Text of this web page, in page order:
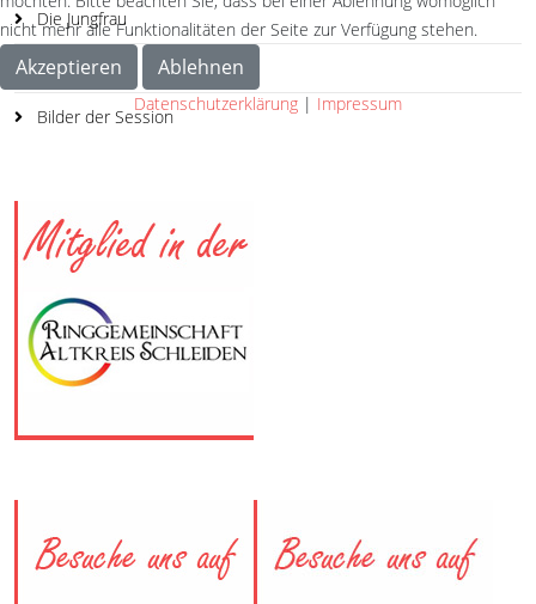
Die Jungfrau
Der Bauer
Bilder der Session
nicht mehr alle Funktionalitäten der Seite zur Verfügung stehen.
Akzeptieren Ablehnen
Datenschutzerklärung | Impressum